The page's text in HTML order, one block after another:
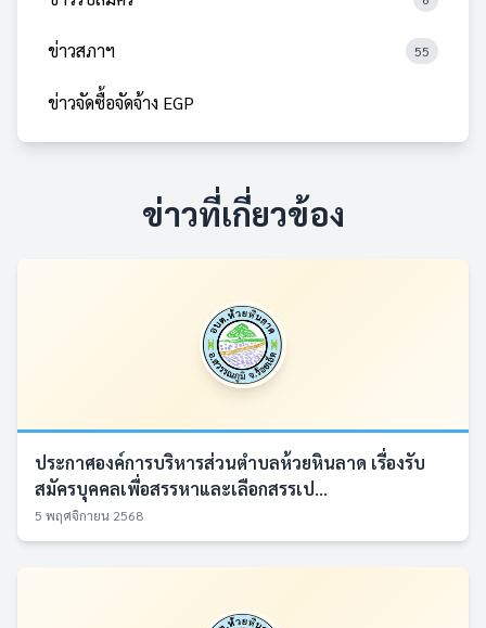
ข่าวสภาฯ 55
ข่าวจัดซื้อจัดจ้าง EGP
ข่าวที่เกี่ยวข้อง
ประกาศองค์การบริหารส่วนตำบลห้วยหินลาด เรื่องรับ
สมัครบุคคลเพื่อสรรหาและเลือกสรรเป...
5 พฤศจิกายน 2568